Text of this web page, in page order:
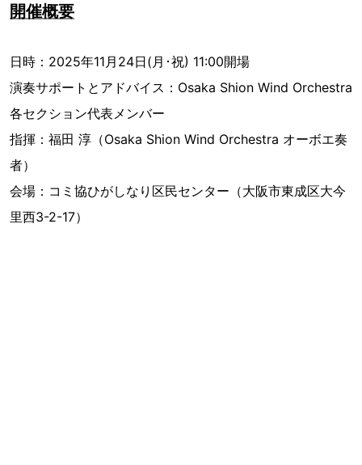
開催概要
日時：2025年11月24日(月･祝) 11:00開場
演奏サポートとアドバイス：Osaka Shion Wind Orchestra
各セクション代表メンバー
指揮：福田 淳（Osaka Shion Wind Orchestra オーボエ奏
者）
会場：コミ協ひがしなり区民センター（大阪市東成区大今
里西3-2-17）